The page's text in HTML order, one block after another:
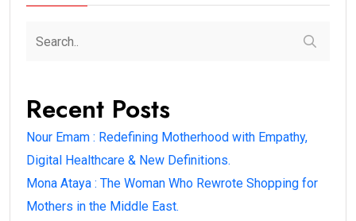
Recent Posts
Nour Emam : Redefining Motherhood with Empathy,
Digital Healthcare & New Definitions.
Mona Ataya : The Woman Who Rewrote Shopping for
Mothers in the Middle East.